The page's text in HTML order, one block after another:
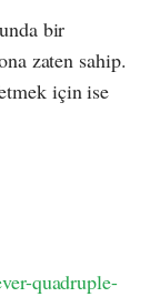
bir
zaten sahip.
için ise
quadruple-